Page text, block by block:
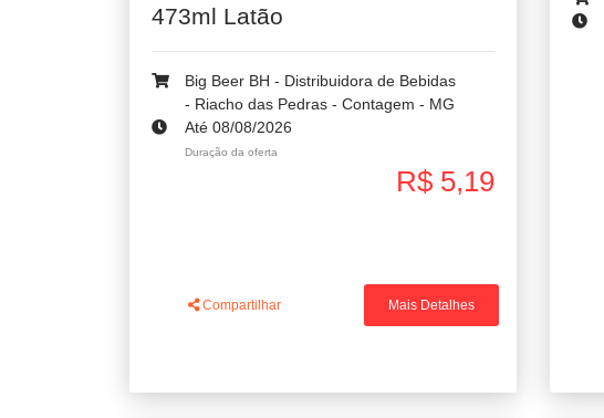
473ml Latão
Big Beer BH - Distribuidora de Bebidas
- Riacho das Pedras - Contagem - MG
Até 08/08/2026
Duração da oferta
R$ 5,19
Compartilhar Mais Detalhes